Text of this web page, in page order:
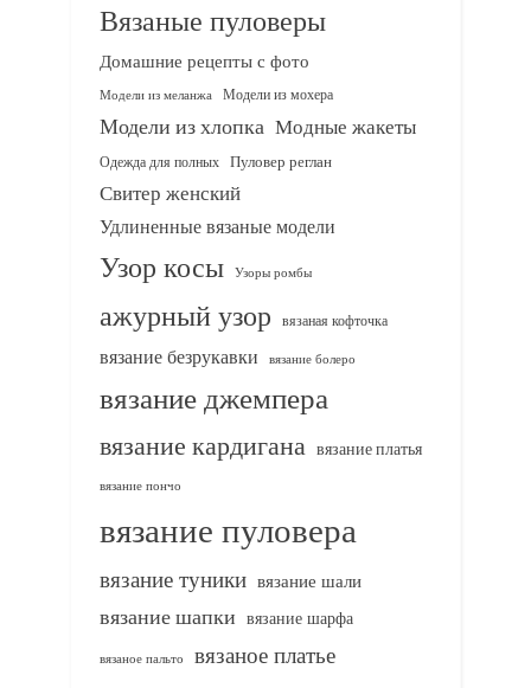
Вязаные пуловеры
Домашние рецепты с фото
Модели из меланжа Модели из мохера
Модели из хлопка Модные жакеты
Одежда для полных Пуловер реглан
Свитер женский
Удлиненные вязаные модели
Узор косы Узоры ромбы
ажурный узор вязаная кофточка
вязание безрукавки вязание болеро
вязание джемпера
вязание кардигана вязание платья
вязание пончо
вязание пуловера
вязание туники вязание шали
вязание шапки вязание шарфа
вязаное пальто вязаное платье